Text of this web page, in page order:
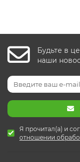
Будьте в
наши
Я прочитал(а) и
отношении